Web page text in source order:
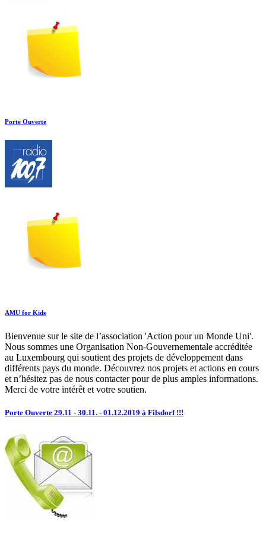
Porte Ouverte
AMU for Kids
Bienvenue sur le site de l’association 'Action pour un Monde Uni'.
Nous sommes une Organisation Non-Gouvernementale accréditée
au Luxembourg qui soutient des projets de développement dans
différents pays du monde. Découvrez nos projets et actions en cours
et n’hésitez pas de nous contacter pour de plus amples informations.
Merci de votre intérêt et votre soutien.
Porte Ouverte 29.11 - 30.11. - 01.12.2019 à Filsdorf !!!